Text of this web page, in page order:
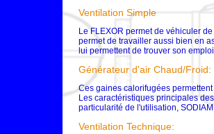
Ventilation Simple
Le FLEXOR permet de véhiculer
permet de travailler aussi bien en
lui permettent de trouver son
Générateur d'air Chaud/Froid:
Ces gaines calorifugées
Les caractéristiques principales
particularité de l'utilisation,
Ventilation Technique: